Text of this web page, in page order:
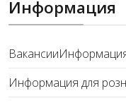
Информация
Вакансии
Информация для